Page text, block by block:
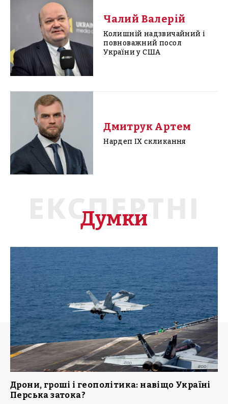
Чалий Валерій
Колишній надзвичайний і
повноважний посол
України у США
Дмитрук Артем
Нардеп IX скликання
ЕКСПЕРТНІ
Думки
Дрони, гроші і геополітика: навіщо Україні
Перська затока?